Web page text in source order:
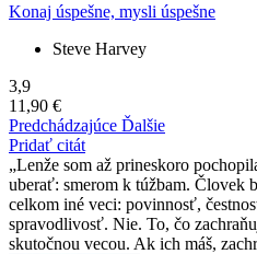
Konaj úspešne, mysli úspešne
Steve Harvey
3,9
11,90 €
Predchádzajúce Ďalšie
Pridať citát
Lenže som až prineskoro
uberať: smerom k túžbam. Človek
celkom iné veci: povinnosť,
spravodlivosť. Nie. To, čo
skutočnou vecou. Ak ich máš,